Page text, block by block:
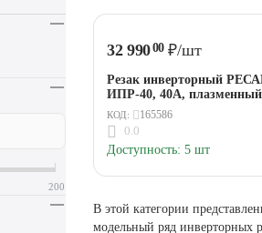
В этой категории
модельный ряд инверторных
32 99000 ₽/шт
Резак инверторный
ИПР-40, 40А, плазменный
КОД: 165586
0.0
Доступность: 5 шт
200